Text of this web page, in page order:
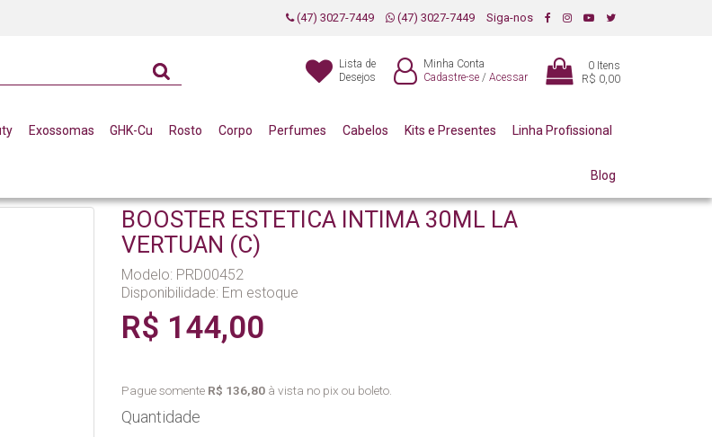
(47) 3027-7449 (47) 3027-7449 Siga-nos
Lista de
Desejos
Minha Conta
Cadastre-se / Acessar
0 Itens
R$ 0,00
Exossomas GHK-Cu Rosto Corpo Perfumes Cabelos Kits e Presentes Linha Profissional
Blog
30ML LA VERTUAN (C)
BOOSTER ESTETICA INTIMA 30ML LA
VERTUAN (C)
Modelo: PRD00452
Disponibilidade: Em estoque
R$ 144,00
Pague somente R$ 136,80 à vista no pix ou boleto.
Quantidade